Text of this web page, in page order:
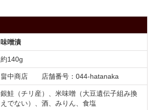
味噌漬
約140g
畠中商店 店舗番号：044-hatanaka
銀鮭（チリ産）、米味噌（大豆遺伝子組み換
えでない）、酒、みりん、食塩